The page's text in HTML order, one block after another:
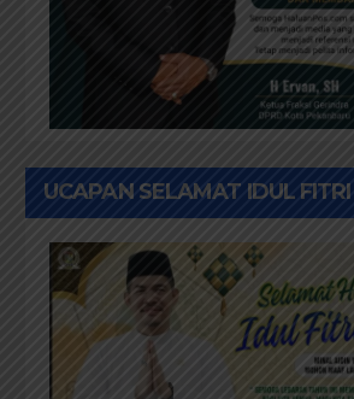
UCAPAN SELAMAT IDUL